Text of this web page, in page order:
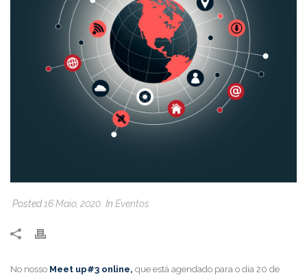
Posted16 Maio, 2020 In Eventos
No nosso Meet up#3 online, que está agendado para o dia 20 de